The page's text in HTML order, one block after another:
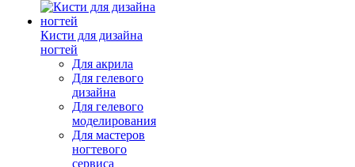
Кисти для дизайна
ногтей
Для акрила
Для гелевого
дизайна
Для гелевого
моделирования
Для мастеров
ногтевого
сервиса